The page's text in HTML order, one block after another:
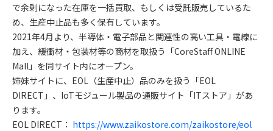
で余剰になった在庫を一括買取、もしくは受託販売しているた
め、生産中止品も多く保有しています。
2021年4月より、半導体・電子部品と関連性の高い工具・電線に
加え、緩衝材・包装材等の商材を取扱う「CoreStaff ONLINE
Mall」を同サイト内にオープン。
姉妹サイトに、EOL（生産中止）品のみを扱う「EOL
DIRECT」、IoTモジュール製品の通販サイト「ITストア」があ
ります。
EOL DIRECT： https://www.zaikostore.com/zaikostore/eol